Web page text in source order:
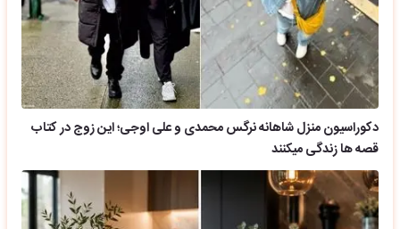
دکوراسیون منزل شاهانه نرگس محمدی و علی اوجی؛ این زوج در کتاب
قصه ها زندگی میکنند